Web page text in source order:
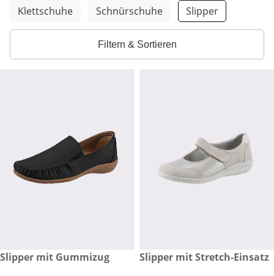
Weitere Kategorien überspringen
Klettschuhe Schnürschuhe Slipper
Filtern & Sortieren
€ 64,99
Slipper mit Gummizug
€ 89,99
Slipper mit Stretch-Einsatz